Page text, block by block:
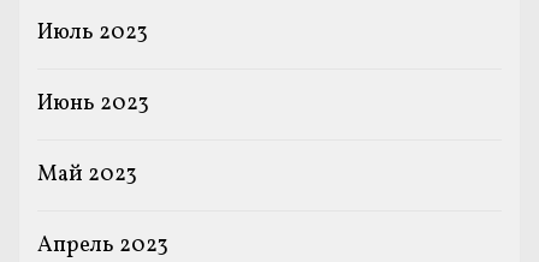
Июль 2023
Июнь 2023
Май 2023
Апрель 2023